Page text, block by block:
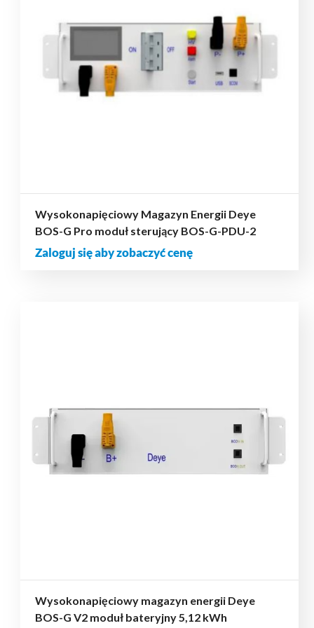
Wysokonapięciowy Magazyn Energii Deye
BOS-G Pro moduł sterujący BOS-G-PDU-2
Zaloguj się aby zobaczyć cenę
Wysokonapięciowy magazyn energii Deye
BOS-G V2 moduł bateryjny 5,12 kWh